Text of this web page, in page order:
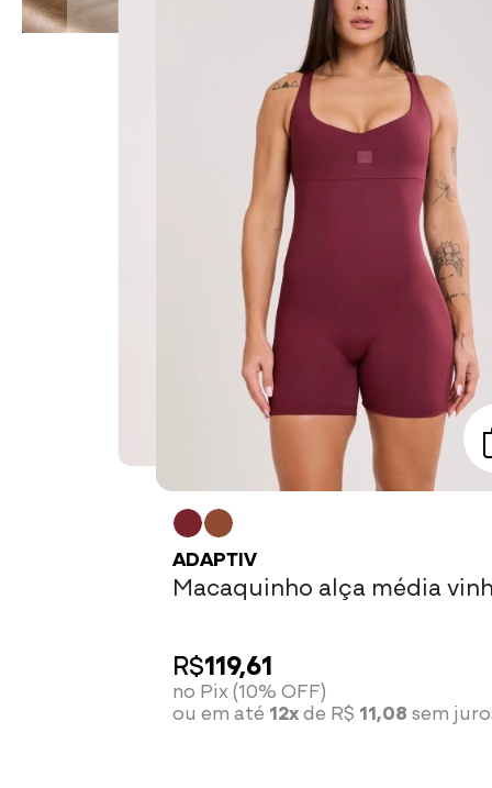
ou em até12xde R$
ADAPTIV
Macaquinho alça média
R$119,61
no Pix (10% OFF)
ou em até 12xde R$ 11,08 sem